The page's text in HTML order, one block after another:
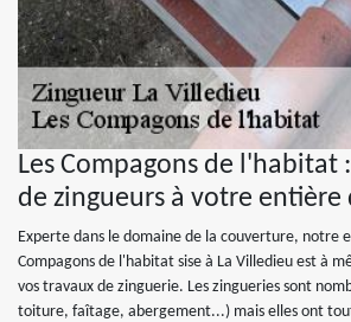
Les Compagons de l'habitat
de zingueurs à votre
Experte dans le domaine de la couverture, notre
Compagons de l'habitat sise à La Villedieu est à
vos travaux de zinguerie. Les zingueries sont
toiture, faîtage, abergement...) mais elles ont